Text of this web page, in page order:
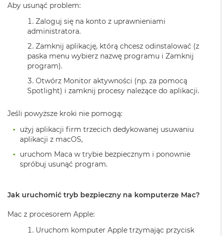
n
o
ś
c
i
d
y
k
u
M
a
c
B
o
o
k
2
6
G
B
Aby usunąć problem:
Zaloguj się na konto z uprawnieniami
administratora.
Zamknij aplikację, którą chcesz odinstalować (z
paska menu wybierz nazwę programu i Zamknij
program).
Otwórz Monitor aktywności (np. za pomocą
Spotlight) i zamknij procesy należące do aplikacji.
Jeśli powyższe kroki nie pomogą:
użyj aplikacji firm trzecich dedykowanej usuwaniu
aplikacji z macOS,
uruchom Maca w trybie bezpiecznym i ponownie
spróbuj usunąć program.
Jak uruchomić tryb bezpieczny na komputerze Mac?
Mac z procesorem Apple:
Uruchom komputer Apple trzymając przycisk